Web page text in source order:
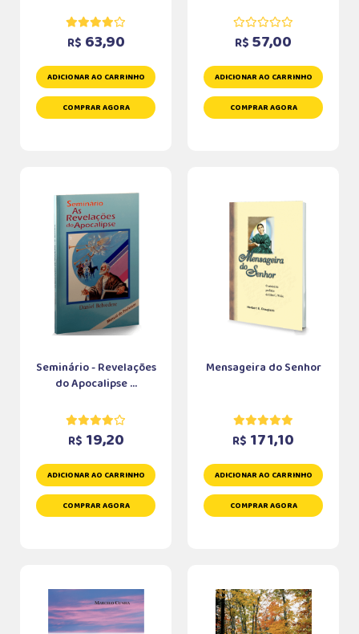
R$ 63,90
ADICIONAR AO CARRINHO
COMPRAR AGORA
R$ 57,00
ADICIONAR AO CARRINHO
COMPRAR AGORA
Seminário - Revelações
do Apocalipse ...
R$ 19,20
ADICIONAR AO CARRINHO
COMPRAR AGORA
Mensageira do Senhor
R$ 171,10
ADICIONAR AO CARRINHO
COMPRAR AGORA